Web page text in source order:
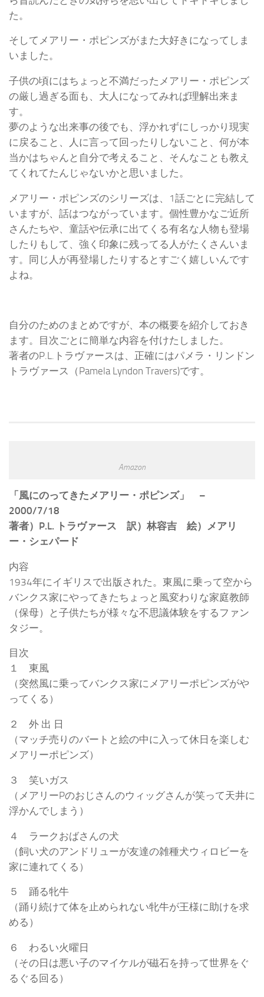
た。
そしてメアリー・ポピンズがまた大好きになってしま
いました。
子供の頃にはちょっと不満だったメアリー・ポピンズ
の厳し過ぎる面も、大人になってみれば理解出来ま
す。
夢のような出来事の後でも、浮かれずにしっかり現実
に戻ること、人に言って回ったりしないこと、何が本
当かはちゃんと自分で考えること、そんなことも教え
てくれてたんじゃないかと思いました。
メアリー・ポピンズのシリーズは、1話ごとに完結して
いますが、話はつながっています。個性豊かなご近所
さんたちや、童話や伝承に出てくる有名な人物も登場
したりもして、強く印象に残ってる人がたくさんいま
す。同じ人が再登場したりするとすごく嬉しいんです
よね。
自分のためのまとめですが、本の概要を紹介しておき
ます。目次ごとに簡単な内容を付けたしました。
著者のP.L.トラヴァースは、正確にはパメラ・リンドン
トラヴァース（Pamela Lyndon Travers)です。
Amazon
「風にのってきたメアリー・ポピンズ」 –
2000/7/18
著者）P.L. トラヴァース 訳）林容吉 絵）メアリ
ー・シェパード
内容
1934年にイギリスで出版された。東風に乗って空から
バンクス家にやってきたちょっと風変わりな家庭教師
（保母）と子供たちが様々な不思議体験をするファン
タジー。
目次
１ 東風
（突然風に乗ってバンクス家にメアリーポピンズがや
ってくる）
２ 外 出 日
（マッチ売りのバートと絵の中に入って休日を楽しむ
メアリーポピンズ）
３ 笑いガス
（メアリーPのおじさんのウィッグさんが笑って天井に
浮かんでしまう）
４ ラークおばさんの犬
（飼い犬のアンドリューが友達の雑種犬ウィロビーを
家に連れてくる）
５ 踊る牝牛
（踊り続けて体を止められない牝牛が王様に助けを求
める）
６ わるい火曜日
（その日は悪い子のマイケルが磁石を持って世界をぐ
るぐる回る）